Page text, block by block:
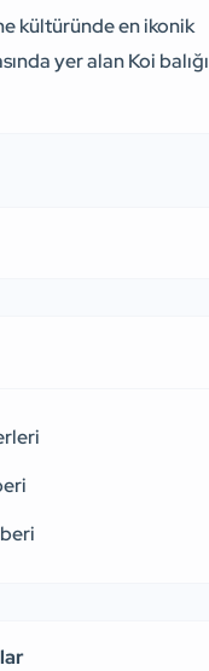
kültüründe en ikonik
yer alan Koi balığı
Önceki
bir balıktan dolayı